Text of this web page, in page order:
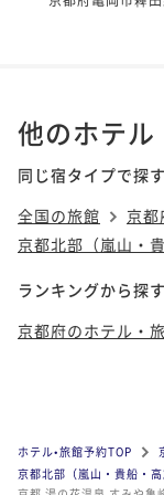
他のホテ
同じ宿タイプで探す
全国の旅館
京都
京都北部（嵐山・
ランキングから探す
京都府のホテル・
ホテル•旅館予約TOP
京都北部（嵐山・貴船・高